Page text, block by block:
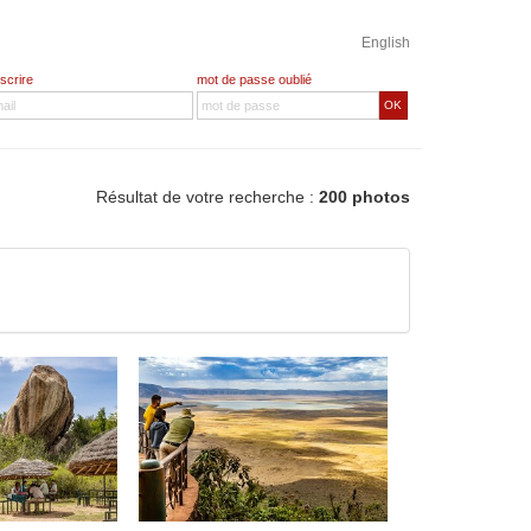
English
mot de passe oublié
OK
Résultat de votre recherche : 200 photos